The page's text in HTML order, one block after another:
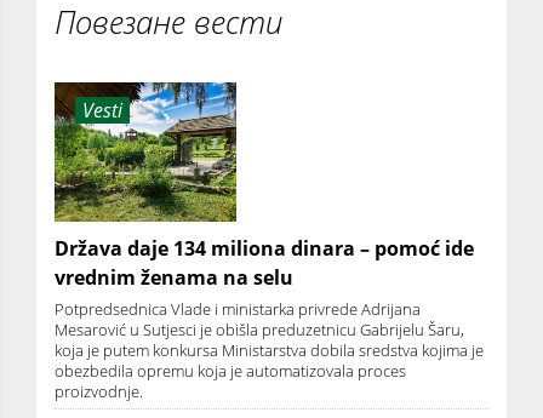
Повезане вести
Vesti
Država daje 134 miliona dinara – pomoć ide
vrednim ženama na selu
Potpredsednica Vlade i ministarka privrede Adrijana
Mesarović u Sutjesci je obišla preduzetnicu Gabrijelu Šaru,
koja je putem konkursa Ministarstva dobila sredstva kojima je
obezbedila opremu koja je automatizovala proces
proizvodnje.